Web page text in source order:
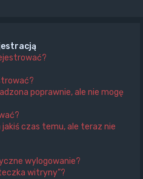
poprawnie, ale nie mogę
czas temu, ale teraz nie
wylogowanie?
witryny”?